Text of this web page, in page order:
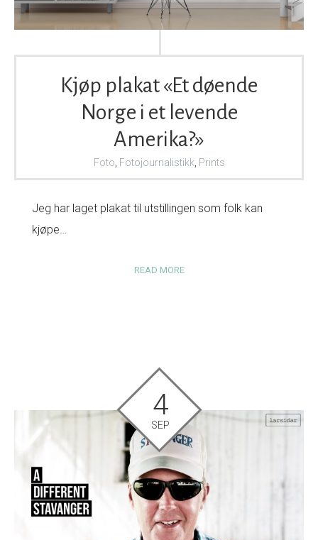
Kjøp plakat «Et døende
Norge i et levende
Amerika?»
Foto Fotojournalistikk Prints
Jeg har laget plakat til utstillingen som folk kan
kjøpe…
READ MORE
4
SEP